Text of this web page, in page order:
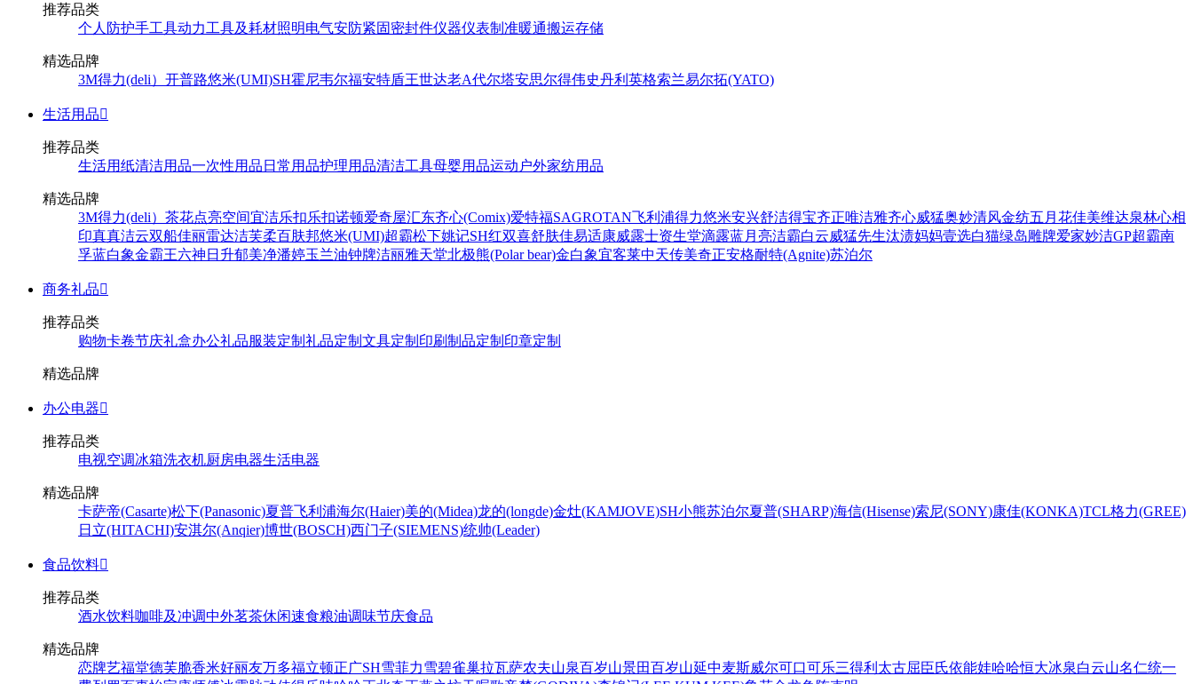
推荐品类
个人防护手工具动力工具及耗材照明电气安防紧固密封件仪器仪表制准暖通搬运存储
精选品牌
3M得力(deli） 开普路悠米(UMI)SH霍尼韦尔福安特盾王世达老A代尔塔安思尔得伟史丹利 英格索兰易尔拓(YATO)
生活用品
推荐品类
生活用纸清洁用品一次性用品 日常用品护理用品清洁工具母婴用品运动户外家纺用品
精选品牌
3M得力(deli） 茶花点亮空间宜洁乐扣乐扣诺顿爱奇屋汇东齐心(Comix)爱特福SAGROTAN飞利浦得力悠米安兴舒洁得宝齐正唯洁雅齐心威猛奥妙清风金纺五月花佳美维达泉林心相
印真真洁云双船佳丽雷达洁芙柔百肤邦悠米(UMI)超霸松下姚记SH红双喜舒肤佳易适康威露士资生堂滴露蓝月亮洁霸白云威猛先生汰渍妈妈壹选白猫绿岛雕牌爱家妙洁GP超霸南
孚蓝白象金霸王六神 日升郁美净潘婷玉兰油钟牌洁丽雅天堂北极熊(Polar bear)金白象宜客莱中天传美奇正安格耐特(Agnite)苏泊尔
商务礼品
推荐品类
购物卡卷节庆礼盒办公礼品服装定制 礼品定制 文具定制 印刷制品定制 印章定制
精选品牌
办公电器
推荐品类
电视空调冰箱洗衣机厨房电器生活电器
精选品牌
卡萨帝(Casarte)松下(Panasonic)夏普飞利浦海尔(Haier)美的(Midea)龙的(longde)金灶(KAMJOVE)SH小熊苏泊尔夏普(SHARP)海信(Hisense)索尼(SONY)康佳(KONKA)TCL格力(GREE)
日立(HITACHI)安淇尔(Anqier)博世(BOSCH)西门子(SIEMENS)统帅(Leader)
食品饮料
推荐品类
酒水饮料咖啡及冲调中外茗茶休闲速食粮油调味节庆食品
精选品牌
恋牌艺福堂德芙脆香米好丽友万多福立顿正广SH雪菲力雪碧雀巢拉瓦萨农夫山泉百岁山景田百岁山延中麦斯威尔可口可乐三得利 太古屈臣氏依能娃哈哈恒大冰泉白云山名仁统一